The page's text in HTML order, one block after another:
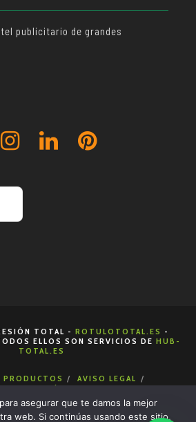
publicitario de grandes
TOTAL - ROTULOTOTAL.ES -
ELLOS SON SERVICIOS DE HUB-
TOTAL.ES
PRODUCTOS
AVISO LEGAL
POLÍTICA DE PRIVACIDAD
DE VENTA
CONTACTA
asegurar que te damos la mejor
web. Si continúas usando este sitio,